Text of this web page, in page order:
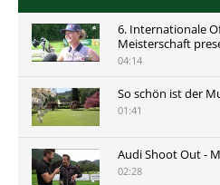
6. Internationale
Meisterschaft
04:14
So schön ist der
01:41
Audi Shoot Out -
02:28